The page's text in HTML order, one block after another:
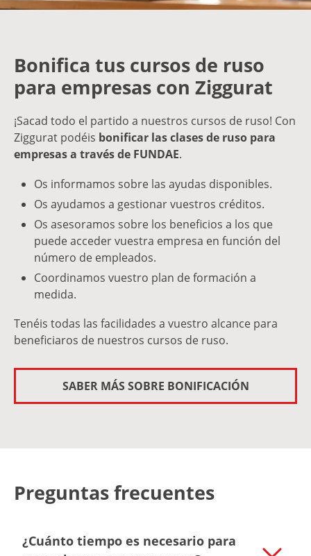
Bonifica tus cursos de ruso
para empresas con Ziggurat
¡Sacad todo el partido a nuestros cursos de ruso! Con
Ziggurat podéis bonificar las clases de ruso para
empresas a través de FUNDAE.
Os informamos sobre las ayudas disponibles.
Os ayudamos a gestionar vuestros créditos.
Os asesoramos sobre los beneficios a los que
puede acceder vuestra empresa en función del
número de empleados.
Coordinamos vuestro plan de formación a
medida.
Tenéis todas las facilidades a vuestro alcance para
beneficiaros de nuestros cursos de ruso.
SABER MÁS SOBRE BONIFICACIÓN
Preguntas frecuentes
¿Cuánto tiempo es necesario para